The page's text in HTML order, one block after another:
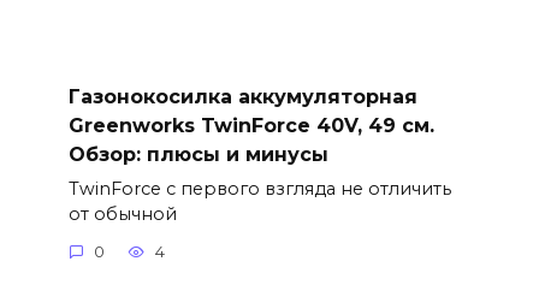
Газонокосилка аккумуляторная
Greenworks TwinForce 40V, 49 см.
Обзор: плюсы и минусы
TwinForce с первого взгляда не отличить
от обычной
0 4